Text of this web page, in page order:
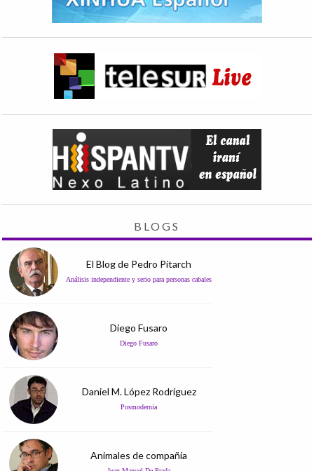
BLOGS
El Blog de Pedro Pitarch
Análisis independiente y serio para personas cabales
Diego Fusaro
Diego Fusaro
Daniel M. López Rodríguez
Posmodernia
Animales de compañía